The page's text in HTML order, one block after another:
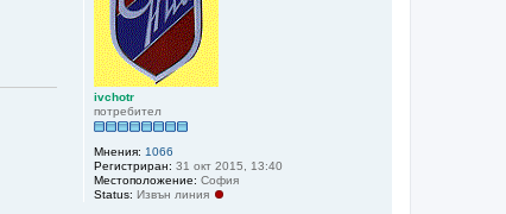
ivchotr
потребител
Мнения: 1066
Регистриран: 31 окт 2015, 13:40
Местоположение: София
Status: Извън линия